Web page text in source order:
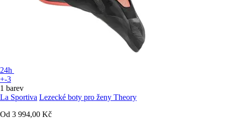
24h
+-3
1 barev
La Sportiva Lezecké boty pro ženy Theory
Od 3 994,00 Kč